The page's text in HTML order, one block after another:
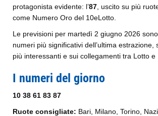
protagonista evidente: l’87 , uscito su più
come Numero Oro del 10eLotto.
Le previsioni per martedì 2 giugno 2026
numeri più significativi dell’ultima estrazione,
più interessanti e sui collegamenti tra Lotto e
I numeri del giorno
10 38 61 83 87
Ruote consigliate: Bari, Milano, Torino,